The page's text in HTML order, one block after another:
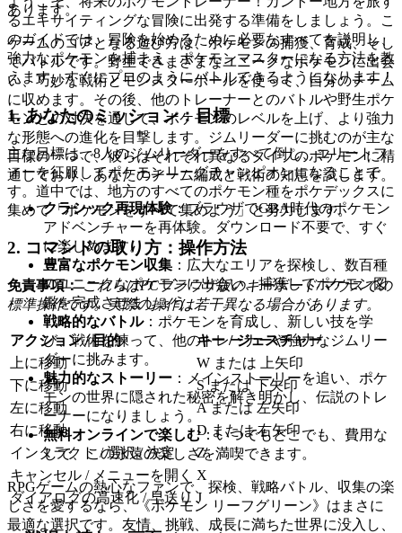
あります。
ゲームのコアとなる遊び方は、ポケモンの捕獲、育成、そし
てバトルです。野生でさまざまなユニークなポケモンに出会
い、巧妙な戦術とモンスターボールを使って、自分のチーム
に収めます。その後、他のトレーナーとのバトルや野生ポケ
モンとの対決を通じて、ポケモンのレベルを上げ、より強力
な形態への進化を目撃します。ジムリーダーに挑むのが主な
目標の一つで、彼らはそれぞれ異なるタイプのポケモンに精
通しており、あなたのチーム編成と戦術の知恵を試します。
クラシック再現体験：ブラウザでGBA時代のポケモン
アドベンチャーを再体験。ダウンロード不要で、すぐ
に楽しめます。
豊富なポケモン収集 ：広大なエリアを探検し、数百種
のユニークなポケモンに出会い、捕獲してポケモン図
鑑を完成させましょう。
戦略的なバトル：ポケモンを育成し、新しい技を学
び、戦術を練って、他のトレーナーや強力なジムリー
ダーに挑みます。
魅力的なストーリー ：メインストーリーを追い、ポケ
モンの世界に隠された秘密を解き明かし、伝説のトレ
ーナーになりましょう。
無料オンラインで楽しむ：いつでもどこでも、費用な
しで、この永遠の楽しさを満喫できます。
RPGゲームの熱心なファンで、探検、戦略バトル、収集の楽
しさを愛するなら、《ポケモン リーフグリーン》はまさに
最適な選択です。友情、挑戦、成長に満ちた世界に没入し、
るエキサイティングな冒険に出発する準備をしましょう。こ
のガイドでは、冒険を始めるために必要なすべてを説明し、
強力なポケモンを捕まえ、ポケモンマスターになる方法を教
えます。すぐにプロのようにバトルできるようになります！
1. あなたのミッション：目標
主な目標は、8人のジムリーダーをすべて倒し、エリートフ
ォーを征服してポケモンリーグチャンピオンになることで
す。道中では、地方のすべてのポケモン種をポケデックスに
集めて「ポケモンをすべて集めよう」と努力します。
2. コマンドの取り方：操作方法
免責事項： これらはPCブラウザ版のキーボード/マウスでの
標準操作です。実際の操作は若干異なる場合があります。
アクション / 目的
キー / ジェスチャー
上に移動
W または 上矢印
下に移動
S または 下矢印
左に移動
A または 左矢印
右に移動
D または 右矢印
インタラクト / 選択 / 決定
Z
キャンセル / メニューを開く
X
ダイアログの高速化 / 早送り J